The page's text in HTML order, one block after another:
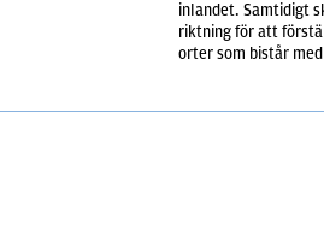
inlandet. Samtidigt
riktning för att
orter som bistår